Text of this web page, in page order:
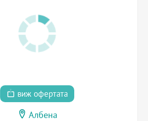
виж офертата
Албена